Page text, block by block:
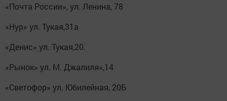
«Почта России», ул. Ленина, 78
«Нур» ул. Тукая,31а
«Денис» ул. Тукая,20.
«Рынок» ул. М. Джалиля«,14
«Светофор» ул. Юбилейная, 20Б